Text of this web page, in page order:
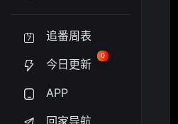
追番周表
今日更新
0
APP
回家导航